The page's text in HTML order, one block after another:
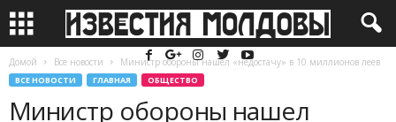
Домой Все новости Министр обороны нашел «недостачу» в 10 миллионов леев
ВСЕ НОВОСТИ ГЛАВНАЯ ОБЩЕСТВО
Министр обороны нашел